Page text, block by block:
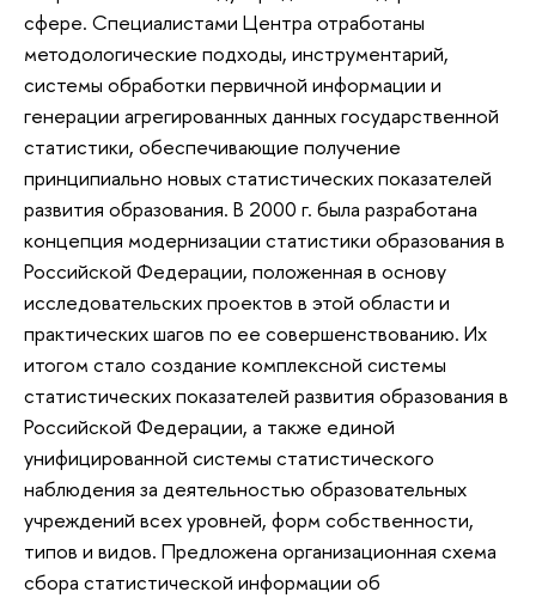
сфере. Специалистами Центра отработаны
методологические подходы, инструментарий,
системы обработки первичной информации и
генерации агрегированных данных государственной
статистики, обеспечивающие получение
принципиально новых статистических показателей
развития образования. В 2000 г. была разработана
концепция модернизации статистики образования в
Российской Федерации, положенная в основу
исследовательских проектов в этой области и
практических шагов по ее совершенствованию. Их
итогом стало создание комплексной системы
статистических показателей развития образования в
Российской Федерации, а также единой
унифицированной системы статистического
наблюдения за деятельностью образовательных
учреждений всех уровней, форм собственности,
типов и видов. Предложена организационная схема
сбора статистической информации об